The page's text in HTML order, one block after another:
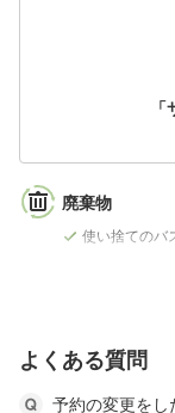
廃棄物
使い捨てのバ
よくある質問
予約の変更をし